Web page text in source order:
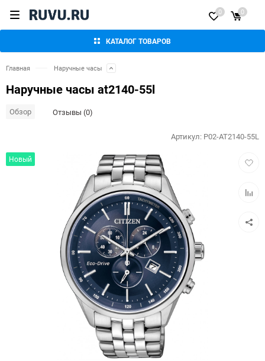
КАТАЛОГ ТОВАРОВ
0 0
Главная Наручные часы
Наручные часы at2140-55l
Обзор Отзывы (0)
Новый
Артикул: P02-AT2140-55L